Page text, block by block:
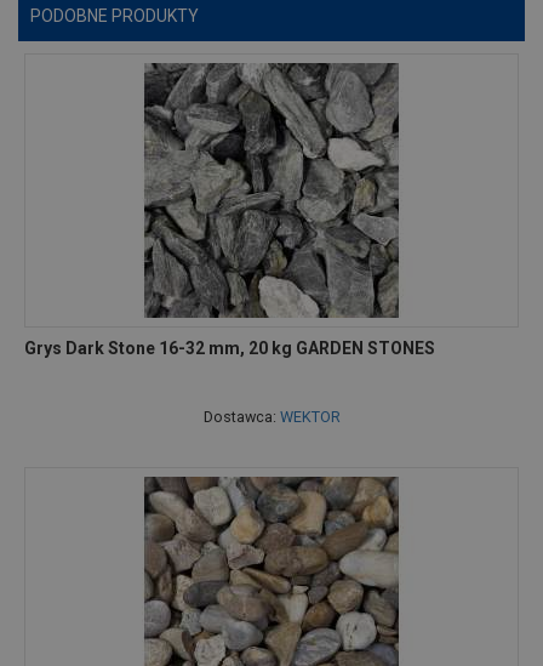
PODOBNE PRODUKTY
Grys Dark Stone 16-32 mm, 20 kg GARDEN STONES
Dostawca: WEKTOR